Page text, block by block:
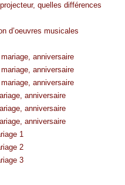
quelles différences
d’oeuvres musicales
anniversaire
anniversaire
anniversaire
anniversaire
anniversaire
anniversaire
1
2
3